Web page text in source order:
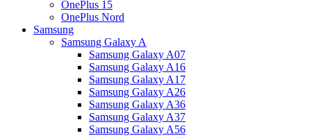
OnePlus 15
OnePlus Nord
Samsung
Samsung Galaxy A
Samsung Galaxy A07
Samsung Galaxy A16
Samsung Galaxy A17
Samsung Galaxy A26
Samsung Galaxy A36
Samsung Galaxy A37
Samsung Galaxy A56